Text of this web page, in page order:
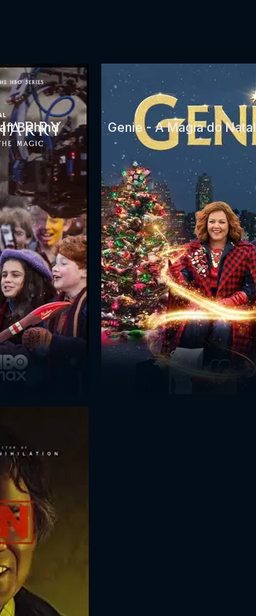
Behind
Genie - A Magia do Natal